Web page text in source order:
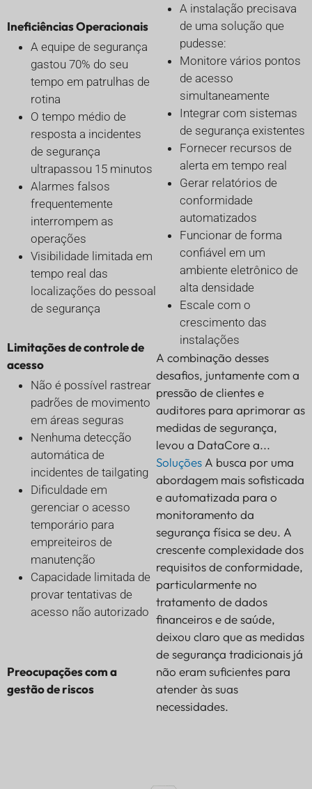
Ineficiências Operacionais
A equipe de segurança
gastou 70% do seu
tempo em patrulhas de
rotina
O tempo médio de
resposta a incidentes
de segurança
ultrapassou 15 minutos
Alarmes falsos
frequentemente
interrompem as
operações
Visibilidade limitada em
tempo real das
localizações do pessoal
de segurança
Limitações de controle de
acesso
Não é possível rastrear
padrões de movimento
em áreas seguras
Nenhuma detecção
automática de
incidentes de tailgating
Dificuldade em
gerenciar o acesso
temporário para
empreiteiros de
manutenção
Capacidade limitada de
provar tentativas de
acesso não autorizado
Preocupações com a
gestão de riscos
A instalação precisava
de uma solução que
pudesse:
Monitore vários pontos
de acesso
simultaneamente
Integrar com sistemas
de segurança existentes
Fornecer recursos de
alerta em tempo real
Gerar relatórios de
conformidade
automatizados
Funcionar de forma
confiável em um
ambiente eletrônico de
alta densidade
Escale com o
crescimento das
instalações
A combinação desses
desafios, juntamente com a
pressão de clientes e
auditores para aprimorar as
medidas de segurança,
levou a DataCore a...
Soluções A busca por uma
abordagem mais sofisticada
e automatizada para o
monitoramento da
segurança física se deu. A
crescente complexidade dos
requisitos de conformidade,
particularmente no
tratamento de dados
financeiros e de saúde,
deixou claro que as medidas
de segurança tradicionais já
não eram suficientes para
atender às suas
necessidades.